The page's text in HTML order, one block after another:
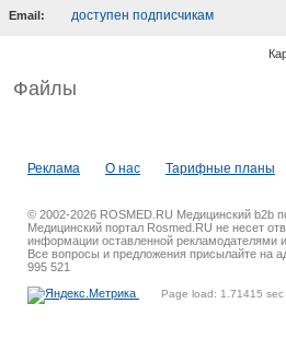
Email: доступен подписчикам
Файлы
Реклама О нас Тарифные планы
© 2002-2026 ROSMED.RU Медицинский b2b
Медицинский портал Rosmed.RU не несет
информации оставленной рекламодателями
Все вопросы и предложения присылайте на
995 521
Page load: 1.71415 sec